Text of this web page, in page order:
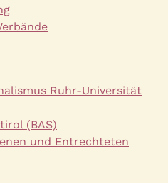
Ruhr-Universität
(BAS)
und Entrechteten